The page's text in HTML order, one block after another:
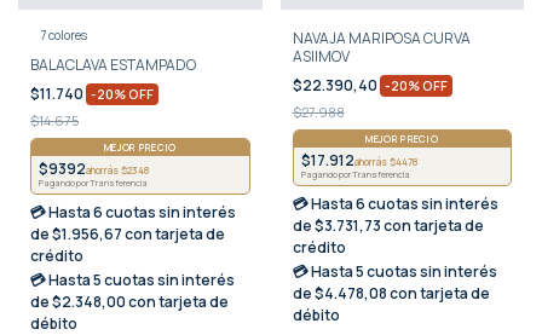
7 colores
BALACLAVA ESTAMPADO
$11.740 -20%OFF
$14.675
MEJOR PRECIO
$9392ahorrás $2348
Pagando por Transferencia
💳 Hasta6 cuotas sin interés
de $1.956,67 con tarjeta de
crédito
💳 Hasta5 cuotas sin interés
de $2.348,00 con tarjeta de
débito
NAVAJA MARIPOSA CURVA
ASIIMOV
$22.390,40 -20%OFF
$27.988
MEJOR PRECIO
$17.912ahorrás $4478
Pagando por Transferencia
💳 Hasta6 cuotas sin interés
de $3.731,73 con tarjeta de
crédito
💳 Hasta5 cuotas sin interés
de $4.478,08 con tarjeta de
débito